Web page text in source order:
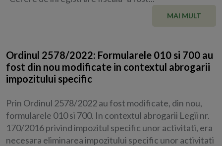
MAI MULT
Ordinul 2578/2022: Formularele 010 si 700 au
fost din nou modificate in contextul abrogarii
impozitului specific
Prin Ordinul 2578/2022 au fost modificate, din nou,
formularele 010 si 700. In contextul abrogarii Legii nr.
170/2016 privind impozitul specific unor activitati, era
necesara eliminarea impozitului specific unor activitati